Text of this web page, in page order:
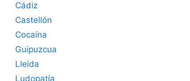
Cádiz
Castellón
Cocaína
Guipuzcua
Lleida
Ludopatía